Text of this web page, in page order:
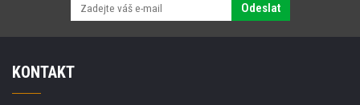
Odeslat
KONTAKT